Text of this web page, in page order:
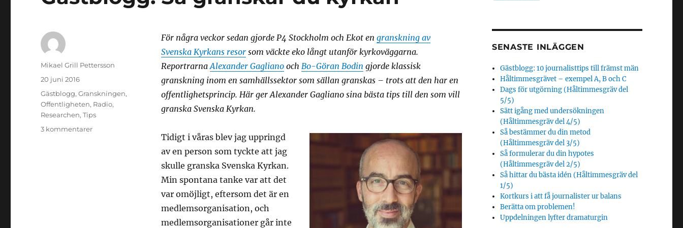
För några veckor sedan gjorde P4 Stockholm och Ekot en granskning av
Svenska Kyrkans resorsom väckte eko långt utanför kyrkoväggarna.
ReportrarnaAlexander Gaglianooch Bo-Göran Bodin gjorde klassisk
granskning inom en samhällssektor som sällan granskas – trots att den har en
offentlighetsprincip. Här ger Alexander Gagliano sina bästa tips till den som vill
granska Svenska Kyrkan.
Tidigt i våras blev jag uppringd
av en person som tyckte att jag
skulle granska Svenska Kyrkan.
Min spontana tanke var att det
var omöjligt, eftersom det är en
medlemsorganisation, och
medlemsorganisationer går inte
Författare
Mikael Grill Pettersson
Publicerat
den
20 juni 2016
Kategorier
Gästblogg,Granskningen,
Offentligheten, Radio,
Researchen,Tips
3 kommentarertill
SENASTE INLÄGGEN
Gästblogg: 10 journalisttips till främst män
Håltimmesgrävet – exempel A, B och C
Dags för utgörning (Håltimmesgräv del
5/5)
Sätt igång med undersökningen
(Håltimmesgräv del 4/5)
Så bestämmer du din metod
(Håltimmesgräv del 3/5)
Så formulerar du din hypotes
(Håltimmesgräv del 2/5)
Så hittar du bästa idén (Håltimmesgräv del
1/5)
Kortkurs i att få journalister ur balans
Berätta om problemen!
Uppdelningen lyfter dramaturgin